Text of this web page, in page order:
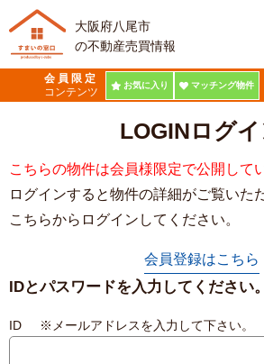
大阪府八尾市
の不動産売買情報
会員限定
コンテンツ
お気に入り マッチング物件
LOGINログ
こちらの物件は会員様限定で公開して
ログインすると物件の詳細がご覧いた
こちらからログインしてください。
会員登録はこちら
IDとパスワードを入力してください。
ID ※メールアドレスを入力して下さい。